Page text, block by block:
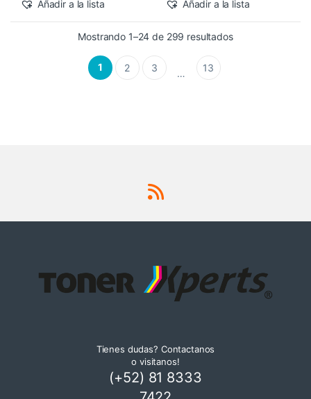
Añadir a la lista Añadir a la lista
Mostrando 1–24 de 299 resultadosSorted by latest
1 2 3 … 13
Tienes dudas? Contactanos
o visitanos!
(+52) 81 8333